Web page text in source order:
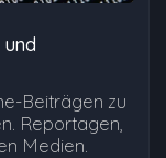
Beiträgen zu
Reportagen,
Medien.